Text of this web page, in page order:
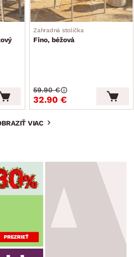
Zahradná stolička
Fino, béžová
32.90 €
59.90 €
VIAC